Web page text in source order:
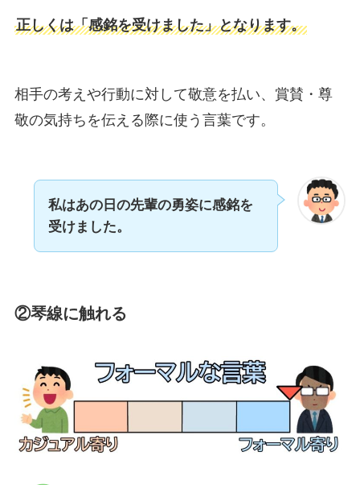
正しくは「感銘を受けました」となります。
相手の考えや行動に対して敬意を払い、賞賛・尊
敬の気持ちを伝える際に使う言葉です。
私はあの日の先輩の勇姿に感銘を
受けました。
②琴線に触れる